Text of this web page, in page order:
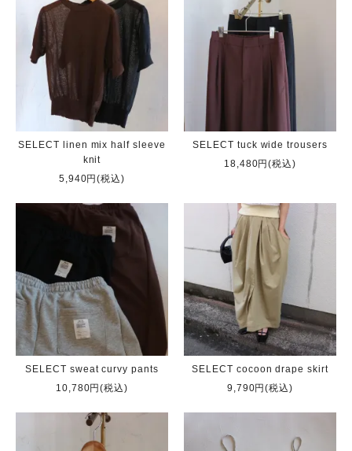
SELECT linen mix half sleeve
knit
5,940円(税込)
SELECT tuck wide trousers
18,480円(税込)
SELECT sweat curvy pants
10,780円(税込)
SELECT cocoon drape skirt
9,790円(税込)